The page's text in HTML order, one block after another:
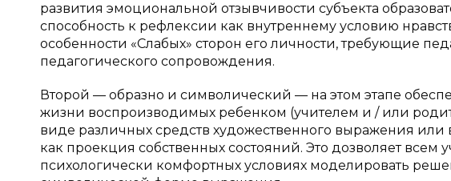
развития эмоциональной отзывчивости субъекта
способность к рефлексии как внутреннему условию
особенности «Слабых» сторон его личности, требующие
педагогического сопровождения.
Второй — образно и символический — на этом этапе
жизни воспроизводимых ребенком (учителем и / или
виде различных средств художественного выражения
как проекция собственных состояний. Это дозволяет всем
психологически комфортных условиях моделировать